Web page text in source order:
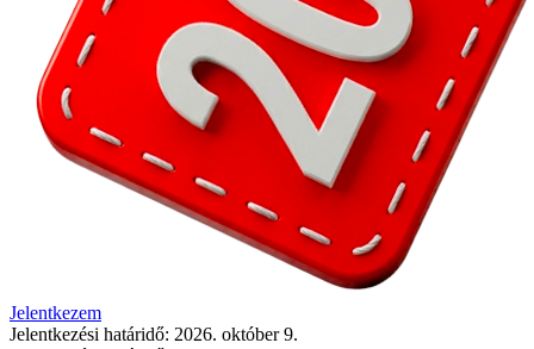
Jelentkezem
Jelentkezési határidő: 2026. október 9.